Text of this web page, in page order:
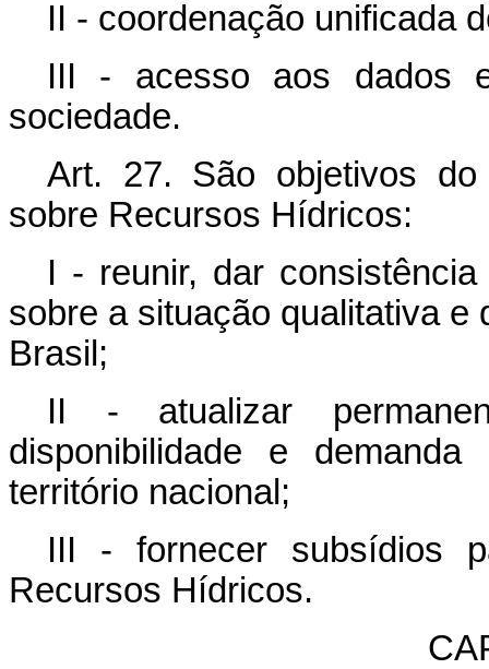
II - coordenação unificada
III - acesso aos dados
sociedade.
Art. 27. São objetivos do
sobre Recursos Hídricos:
I - reunir, dar
sobre a situação qualitativa
Brasil;
II - atualizar
disponibilidade e
território nacional;
III - fornecer subsídios
Recursos Hídricos.